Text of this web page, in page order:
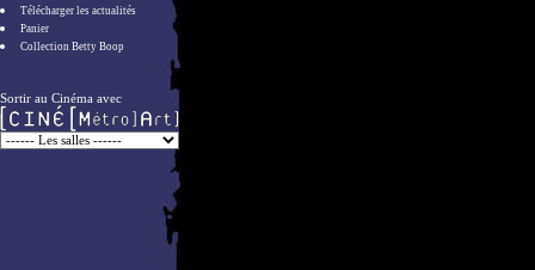
Télécharger les actualités
Panier
Collection Betty Boop
Sortir au Cinéma avec